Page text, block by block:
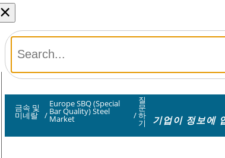
×
금속 및
미네랄 /
Europe SBQ (Special
Bar Quality) Steel
Market /
질
문
하
기 기업이 정보에